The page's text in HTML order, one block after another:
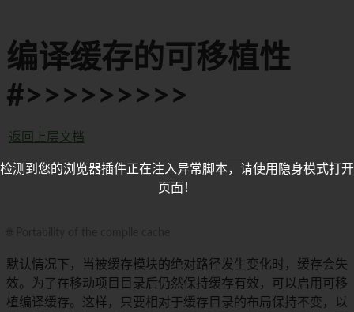
编译缓存的可移植性
#>>>>>>>>>
返回上层文档
默认情况下，当被缓存模块的绝对路径发生变化时，缓存会失
效。为了在移动项目目录后仍然保持缓存有效，可以启用可移
植编译缓存。这样，只要相对于缓存目录的布局保持不变，以
检测到您的浏览器插件正在注入异常脚本，请使用隐身模式打开
页面！